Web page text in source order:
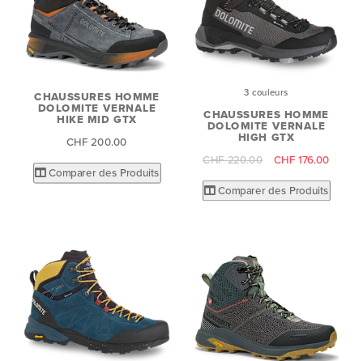
CHAUSSURES HOMME
DOLOMITE VERNALE
HIKE MID GTX
CHF 200.00
Comparer des Produits
3 couleurs
CHAUSSURES HOMME
DOLOMITE VERNALE
HIGH GTX
CHF 220.00
CHF 176.00
Comparer des Produits